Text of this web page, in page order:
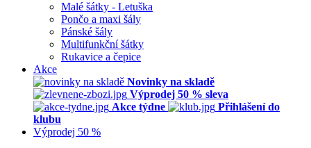
Malé šátky - Letuška
Pončo a maxi šály
Pánské šály
Multifunkční šátky
Rukavice a čepice
Akce
Novinky na skladě
Výprodej 50 % sleva
Akce týdne
Přihlášení do
klubu
Výprodej 50 %